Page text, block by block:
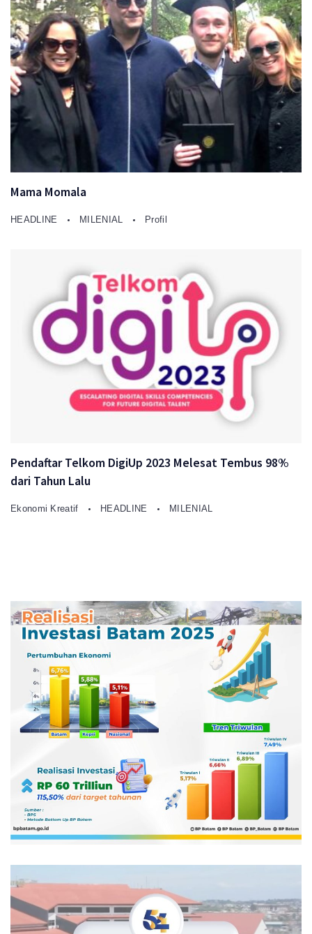
Mama Momala
HEADLINE MILENIAL Profil
Pendaftar Telkom DigiUp 2023 Melesat Tembus 98%
dari Tahun Lalu
Ekonomi Kreatif HEADLINE MILENIAL